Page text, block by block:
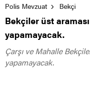
Polis Mevzuat Bekçi
Bekçiler üst
yapamayacak.
Çarşı ve Mahalle
yapamayacak.